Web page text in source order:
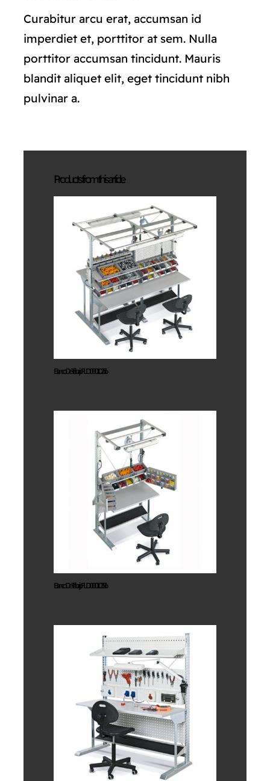
Curabitur arcu erat, accumsan id
imperdiet et, porttitor at sem. Nulla
porttitor accumsan tincidunt. Mauris
blandit aliquet elit, eget tincidunt nibh
pulvinar a.
Products from this article
Banco De
Trabajo
FLD00010256
Banco De Trabajo FLD00010256
Banco De
Trabajo
FLD00010356
Banco De Trabajo FLD00010356
Banco De
Trabajo
FLD00010556